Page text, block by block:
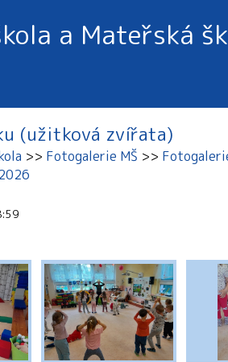
a Mateřská
(užitková zvířata)
Fotogalerie MŠ